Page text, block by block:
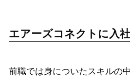
エアーズコネクトに入
前職では身についたスキルの